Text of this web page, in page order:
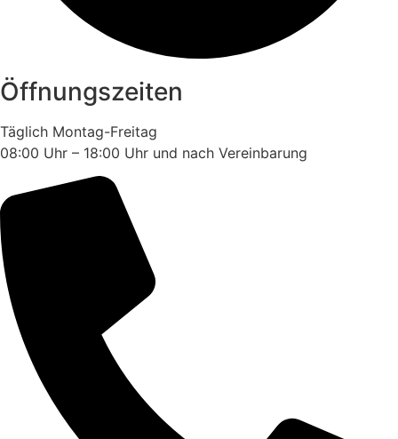
Öffnungszeiten
Täglich Montag-Freitag
08:00 Uhr – 18:00 Uhr und nach Vereinbarung